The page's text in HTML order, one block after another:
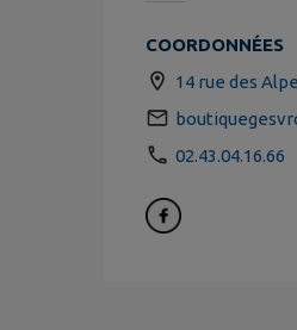
COORDONNÉES
14 rue des
02.43.04.16.66